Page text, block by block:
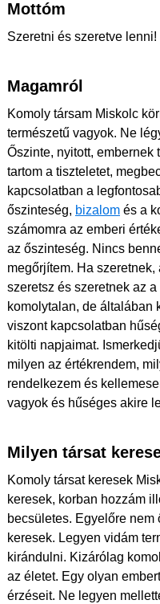
Mottóm
Szeretni és szeretve lenni!
Magamról
Komoly társam Miskolc
természetű vagyok. Ne
Őszinte, nyitott, embernek
tartom a tiszteletet,
kapcsolatban a
őszinteség, bizalom és a
számomra az emberi
az őszinteség. Nincs
megőrjítem. Ha
szeretsz és szeretnek az
komolytalan, de általában
viszont kapcsolatban
kitölti napjaimat.
milyen az értékrendem,
rendelkezem és
vagyok és hűséges akire
Milyen társat
Komoly társat keresek
keresek, korban hozzám
becsületes. Egyelőre
keresek. Legyen vidám
kirándulni. Kizárólag
az életet. Egy olyan
érzéseit. Ne legyen